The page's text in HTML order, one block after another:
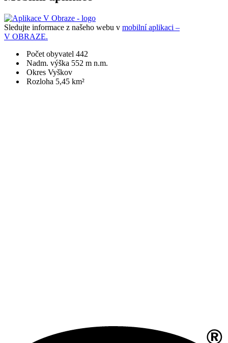
Sledujte informace z našeho webu v mobilní aplikaci –
V OBRAZE.
Počet obyvatel 442
Nadm. výška 552 m n.m.
Okres Vyškov
Rozloha 5,45 km²